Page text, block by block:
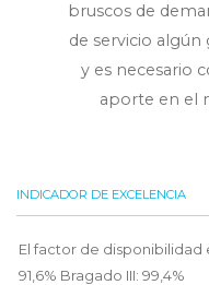
bruscos de
de servicio algún
y es necesario
aporte en el
INDICADOR DE EXCELENCIA
El factor de disponibilidad
91,6% Bragado III: 99,4%